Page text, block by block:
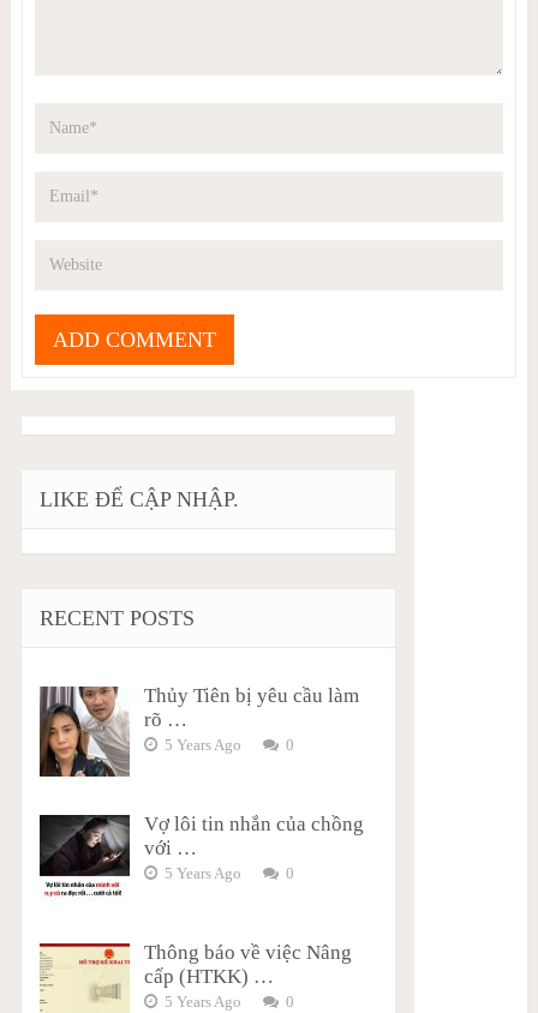
LIKE ĐỂ CẬP NHẬP.
RECENT POSTS
Thủy Tiên bị yêu cầu làm
rõ …
5 Years Ago 0
Vợ lôi tin nhắn của chồng
với …
5 Years Ago 0
Thông báo về việc Nâng
cấp (HTKK) …
5 Years Ago 0